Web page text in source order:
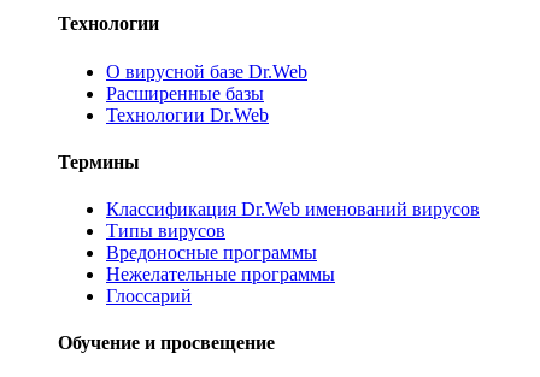
Технологии
О вирусной базе Dr.Web
Расширенные базы
Технологии Dr.Web
Термины
Классификация Dr.Web именований вирусов
Типы вирусов
Вредоносные программы
Нежелательные программы
Глоссарий
Обучение и просвещение